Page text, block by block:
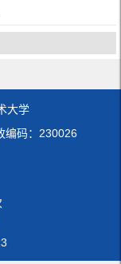
大学
编码：230026